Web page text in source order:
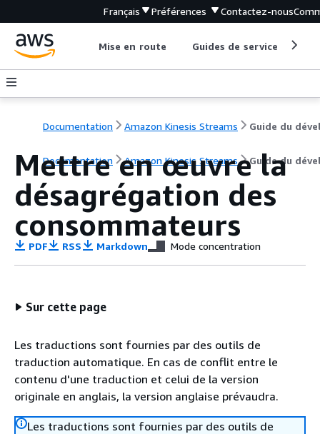
Français Préférences Contactez-nous
Mise en route Guides de service
Documentation Amazon Kinesis Streams
Documentation Amazon Kinesis Streams Guide du
Mettre en œuvre la
désagrégation des
consommateurs
PDF RSS Markdown Mode concentration
Sur cette page
Les traductions sont fournies par des outils de
traduction automatique. En cas de conflit entre le
contenu d'une traduction et celui de la version
originale en anglais, la version anglaise prévaudra.
Les traductions sont fournies par des outils de